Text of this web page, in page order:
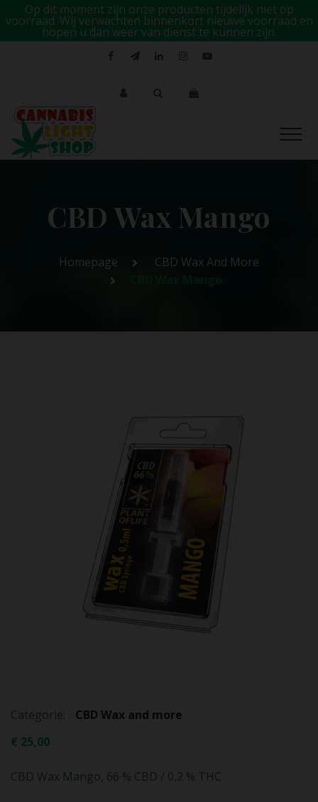
Op dit moment zijn onze producten tijdelijk niet op
voorraad. Wij verwachten binnenkort nieuwe voorraad en
hopen u dan weer van dienst te kunnen zijn.
CBD Wax Mango
Homepage
CBD Wax And More
Categorie:
CBD Wax and more
€ 25,00
CBD Wax Mango, 66 % CBD / 0,2 % THC